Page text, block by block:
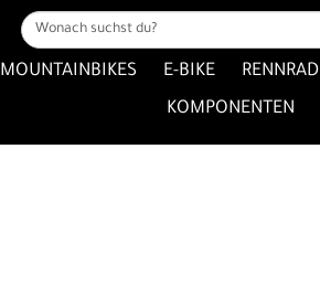
MOUNTAINBIKES E-BIKE RENNRAD
KOMPONENTEN